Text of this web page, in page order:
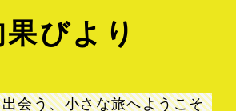
果びより
会う、小さな旅へようこそ